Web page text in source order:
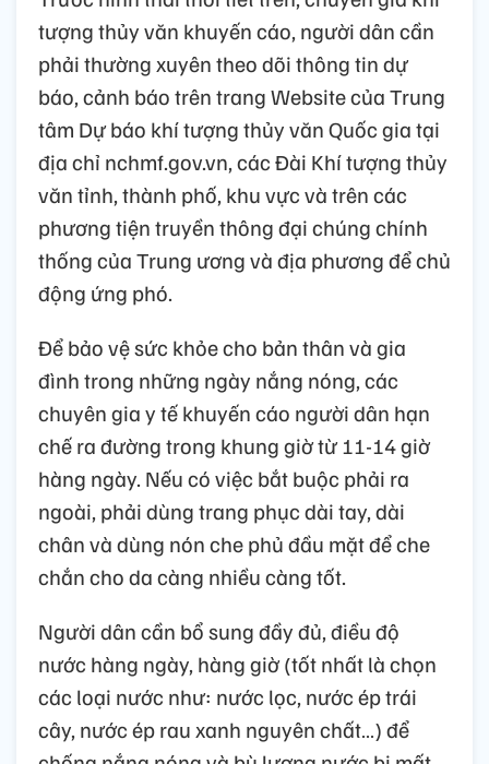
tượng thủy văn khuyến cáo, người dân cần
phải thường xuyên theo dõi thông tin dự
báo, cảnh báo trên trang Website của Trung
tâm Dự báo khí tượng thủy văn Quốc gia tại
địa chỉ nchmf.gov.vn, các Đài Khí tượng thủy
văn tỉnh, thành phố, khu vực và trên các
phương tiện truyền thông đại chúng chính
thống của Trung ương và địa phương để chủ
động ứng phó.
Để bảo vệ sức khỏe cho bản thân và gia
đình trong những ngày nắng nóng, các
chuyên gia y tế khuyến cáo người dân hạn
chế ra đường trong khung giờ từ 11-14 giờ
hàng ngày. Nếu có việc bắt buộc phải ra
ngoài, phải dùng trang phục dài tay, dài
chân và dùng nón che phủ đầu mặt để che
chắn cho da càng nhiều càng tốt.
Người dân cần bổ sung đầy đủ, điều độ
nước hàng ngày, hàng giờ (tốt nhất là chọn
các loại nước như: nước lọc, nước ép trái
cây, nước ép rau xanh nguyên chất…) để